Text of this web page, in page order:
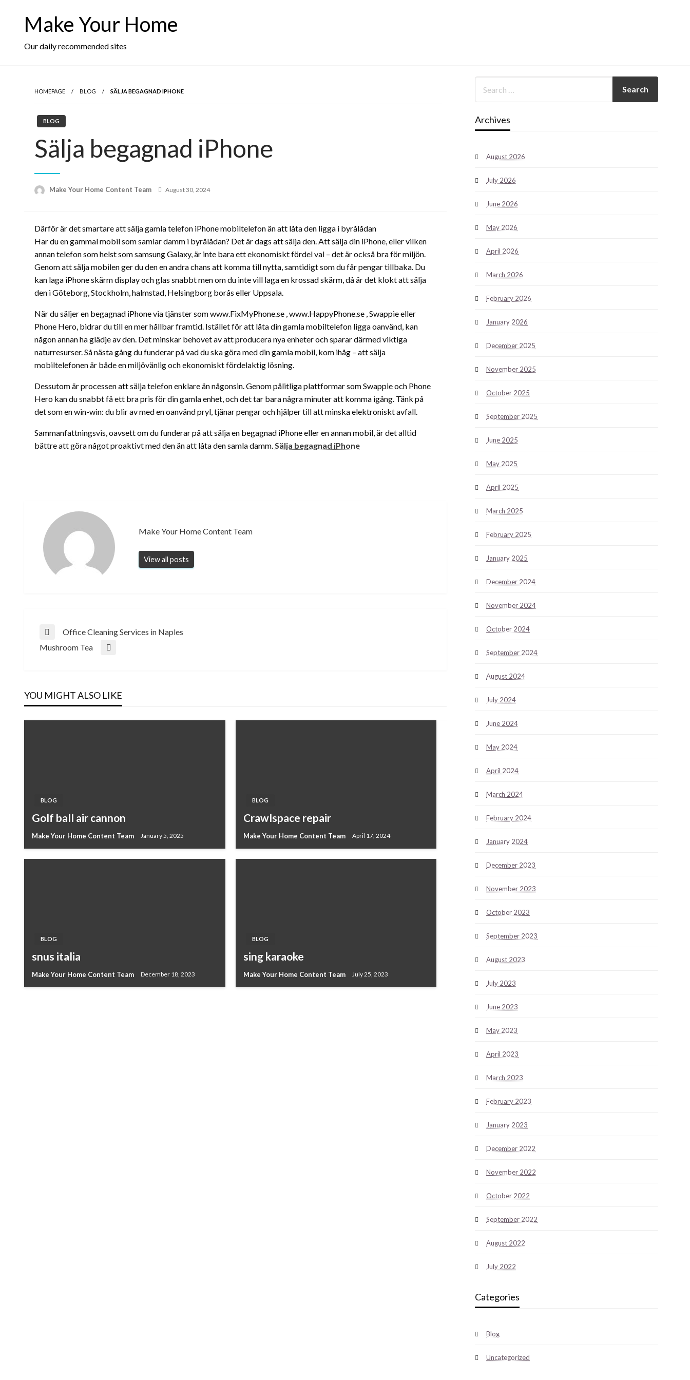
contentMake Your Home
Our daily recommended sites
HOMEPAGE BLOG SÄLJA BEGAGNAD IPHONE
BLOG
Sälja begagnad iPhone
Make Your Home Content Team
Posted
August 30, 2024
Därför är det smartare att sälja gamla telefon iPhone mobiltelefon än att låta den ligga i byrålådan
Har du en gammal mobil som samlar damm i byrålådan? Det är dags att sälja den. Att sälja din iPhone, eller vilken
annan telefon som helst som samsung Galaxy, är inte bara ett ekonomiskt fördel val – det är också bra för miljön.
Genom att sälja mobilen ger du den en andra chans att komma till nytta, samtidigt som du får pengar tillbaka. Du
kan laga iPhone skärm display och glas snabbt men om du inte vill laga en krossad skärm, då är det klokt att sälja
den i Göteborg, Stockholm, halmstad, Helsingborg borås eller Uppsala.
När du säljer en begagnad iPhone via tjänster som www.FixMyPhone.se , www.HappyPhone.se , Swappie eller
Phone Hero, bidrar du till en mer hållbar framtid. Istället för att låta din gamla mobiltelefon ligga oanvänd, kan
någon annan ha glädje av den. Det minskar behovet av att producera nya enheter och sparar därmed viktiga
naturresurser. Så nästa gång du funderar på vad du ska göra med din gamla mobil, kom ihåg – att sälja
mobiltelefonen är både en miljövänlig och ekonomiskt fördelaktig lösning.
Dessutom är processen att sälja telefon enklare än någonsin. Genom pålitliga plattformar som Swappie och Phone
Hero kan du snabbt få ett bra pris för din gamla enhet, och det tar bara några minuter att komma igång. Tänk på
det som en win-win: du blir av med en oanvänd pryl, tjänar pengar och hjälper till att minska elektroniskt avfall.
Sammanfattningsvis, oavsett om du funderar på att sälja en begagnad iPhone eller en annan mobil, är det alltid
bättre att göra något proaktivt med den än att låta den samla damm.Sälja begagnad iPhone
Make Your Home Content Team
View all posts
Post
Previous
Post
Office Cleaning Services in Naples
Next
Mushroom Tea
YOU MIGHT ALSO LIKE
BLOG
Golf ball air cannon
Make Your Home Content Team January 5, 2025
BLOG
Crawlspace repair
Make Your Home Content Team April 17, 2024
BLOG
snus italia
Make Your Home Content Team December 18, 2023
BLOG
sing karaoke
Make Your Home Content Team July 25, 2023
Archives
August 2026
July 2026
June 2026
May 2026
April 2026
March 2026
February 2026
January 2026
December 2025
November 2025
October 2025
September 2025
June 2025
May 2025
April 2025
March 2025
February 2025
January 2025
December 2024
November 2024
October 2024
September 2024
August 2024
July 2024
June 2024
May 2024
April 2024
March 2024
February 2024
January 2024
December 2023
November 2023
October 2023
September 2023
August 2023
July 2023
June 2023
May 2023
April 2023
March 2023
February 2023
January 2023
December 2022
November 2022
October 2022
September 2022
August 2022
July 2022
Categories
Blog
Uncategorized